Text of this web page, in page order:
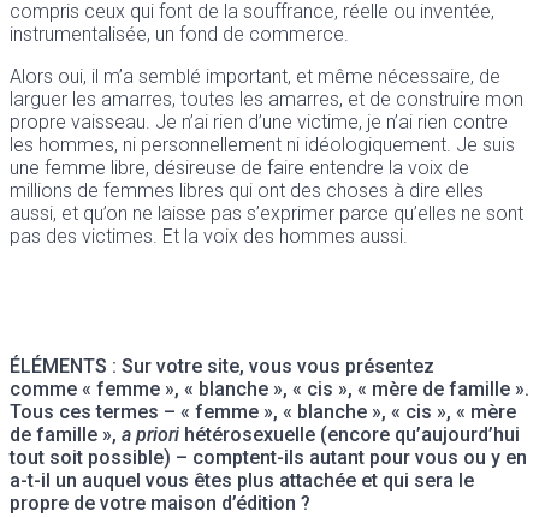
compris ceux qui font de la souffrance, réelle ou inventée,
instrumentalisée, un fond de commerce.
Alors oui, il m’a semblé important, et même nécessaire, de
larguer les amarres, toutes les amarres, et de construire mon
propre vaisseau. Je n’ai rien d’une victime, je n’ai rien contre
les hommes, ni personnellement ni idéologiquement. Je suis
une femme libre, désireuse de faire entendre la voix de
millions de femmes libres qui ont des choses à dire elles
aussi, et qu’on ne laisse pas s’exprimer parce qu’elles ne sont
pas des victimes. Et la voix des hommes aussi.
ÉLÉMENTS : Sur votre site, vous vous présentez
comme « femme », « blanche », « cis », « mère de famille ».
Tous ces termes – « femme », « blanche », « cis », « mère
de famille », a priori hétérosexuelle (encore qu’aujourd’hui
tout soit possible) – comptent-ils autant pour vous ou y en
a-t-il un auquel vous êtes plus attachée et qui sera le
propre de votre maison d’édition ?